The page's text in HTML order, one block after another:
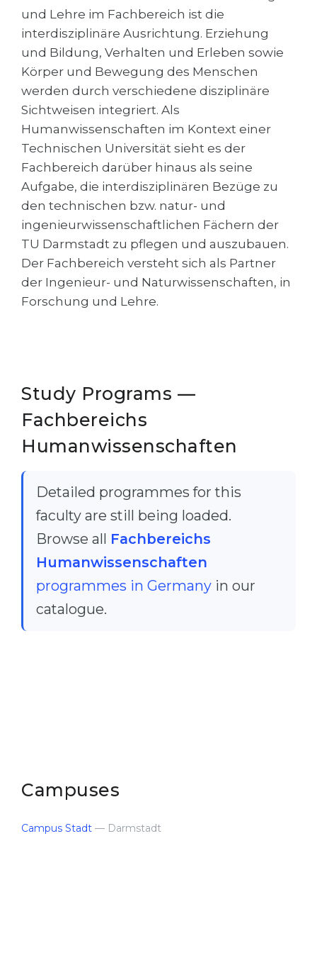
PROFESSIONS
Professions
Fields of Study
Sample Vacancies
CAREER GUIDANCE
Holland Test
Interest Map Test
RIASEC Test
Successat
100%
WE APPLY FOR...
Medicine
Engineering
Physics
Management
Other Field
WE APPLY FROM...
Russia
Ukraine
Kazakhstan
Azerbaijan
BOOK A CONSULTATION
und Lehre im Fachbereich ist die
interdisziplinäre Ausrichtung. Erziehung
und Bildung, Verhalten und Erleben sowie
Körper und Bewegung des Menschen
werden durch verschiedene disziplinäre
Sichtweisen integriert. Als
Humanwissenschaften im Kontext einer
Technischen Universität sieht es der
Fachbereich darüber hinaus als seine
Aufgabe, die interdisziplinären Bezüge zu
den technischen bzw. natur- und
ingenieurwissenschaftlichen Fächern der
TU Darmstadt zu pflegen und auszubauen.
Der Fachbereich versteht sich als Partner
der Ingenieur- und Naturwissenschaften, in
Forschung und Lehre.
Study Programs —
Fachbereichs
Humanwissenschaften
Detailed programmes for this
faculty are still being loaded.
Browse all Fachbereichs
Humanwissenschaften
programmes in Germany in our
catalogue.
Campuses
Campus Stadt — Darmstadt